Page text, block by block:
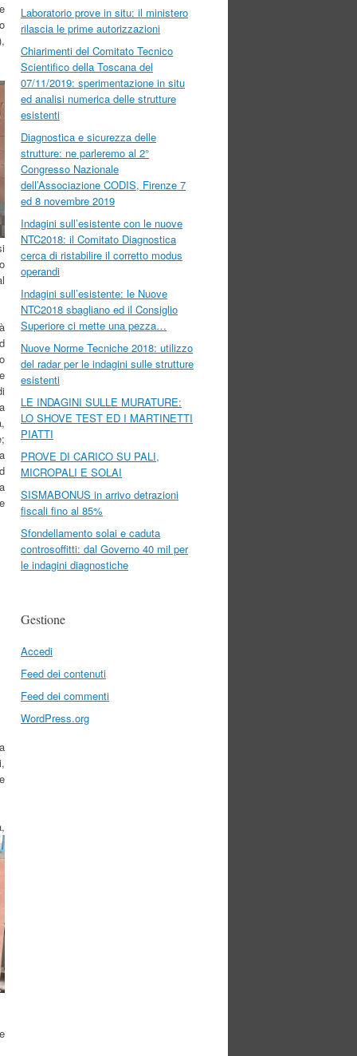
Laboratorio prove in situ: il ministero
rilascia le prime autorizzazioni
Chiarimenti del Comitato Tecnico
Scientifico della Toscana del
07/11/2019: sperimentazione in situ
ed analisi numerica delle strutture
esistenti
Diagnostica e sicurezza delle
strutture: ne parleremo al 2°
Congresso Nazionale
dell’Associazione CODIS, Firenze 7
ed 8 novembre 2019
Indagini sull’esistente con le nuove
NTC2018: il Comitato Diagnostica
cerca di ristabilire il corretto modus
operandi
Indagini sull’esistente: le Nuove
NTC2018 sbagliano ed il Consiglio
Superiore ci mette una pezza…
Nuove Norme Tecniche 2018: utilizzo
del radar per le indagini sulle strutture
esistenti
LE INDAGINI SULLE MURATURE:
LO SHOVE TEST ED I MARTINETTI
PIATTI
PROVE DI CARICO SU PALI,
MICROPALI E SOLAI
SISMABONUS in arrivo detrazioni
fiscali fino al 85%
Sfondellamento solai e caduta
controsoffitti: dal Governo 40 mil per
le indagini diagnostiche
Gestione
Accedi
Feed dei contenuti
Feed dei commenti
WordPress.org